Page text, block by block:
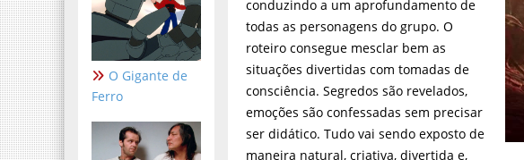
O Gigante de
Ferro
conduzindo a um aprofundamento de
todas as personagens do grupo. O
roteiro consegue mesclar bem as
situações divertidas com tomadas de
consciência. Segredos são revelados,
emoções são confessadas sem precisar
ser didático. Tudo vai sendo exposto de
maneira natural, criativa, divertida e,